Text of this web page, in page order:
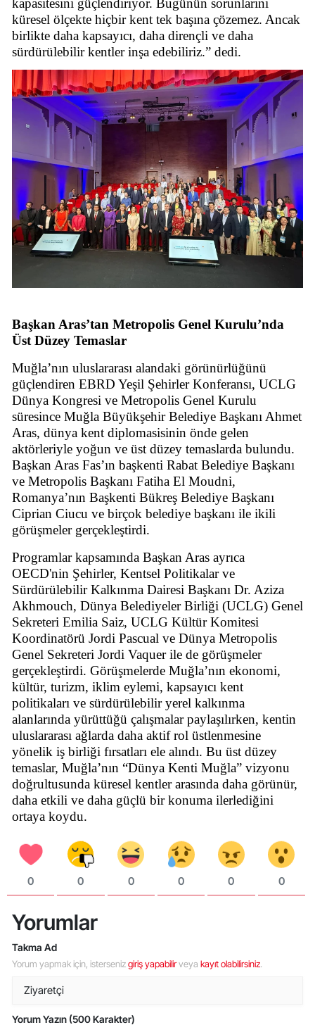
kapasitesini güçlendiriyor. Bugünün sorunlarını
küresel ölçekte hiçbir kent tek başına çözemez. Ancak
birlikte daha kapsayıcı, daha dirençli ve daha
sürdürülebilir kentler inşa edebiliriz.” dedi.
Başkan Aras’tan Metropolis Genel Kurulu’nda
Üst Düzey Temaslar
Muğla’nın uluslararası alandaki görünürlüğünü
güçlendiren EBRD Yeşil Şehirler Konferansı, UCLG
Dünya Kongresi ve Metropolis Genel Kurulu
süresince Muğla Büyükşehir Belediye Başkanı Ahmet
Aras, dünya kent diplomasisinin önde gelen
aktörleriyle yoğun ve üst düzey temaslarda bulundu.
Başkan Aras Fas’ın başkenti Rabat Belediye Başkanı
ve Metropolis Başkanı Fatiha El Moudni,
Romanya’nın Başkenti Bükreş Belediye Başkanı
Ciprian Ciucu ve birçok belediye başkanı ile ikili
görüşmeler gerçekleştirdi.
Programlar kapsamında Başkan Aras ayrıca
OECD'nin Şehirler, Kentsel Politikalar ve
Sürdürülebilir Kalkınma Dairesi Başkanı Dr. Aziza
Akhmouch, Dünya Belediyeler Birliği (UCLG) Genel
Sekreteri Emilia Saiz, UCLG Kültür Komitesi
Koordinatörü Jordi Pascual ve Dünya Metropolis
Genel Sekreteri Jordi Vaquer ile de görüşmeler
gerçekleştirdi. Görüşmelerde Muğla’nın ekonomi,
kültür, turizm, iklim eylemi, kapsayıcı kent
politikaları ve sürdürülebilir yerel kalkınma
alanlarında yürüttüğü çalışmalar paylaşılırken, kentin
uluslararası ağlarda daha aktif rol üstlenmesine
yönelik iş birliği fırsatları ele alındı. Bu üst düzey
temaslar, Muğla’nın “Dünya Kenti Muğla” vizyonu
doğrultusunda küresel kentler arasında daha görünür,
daha etkili ve daha güçlü bir konuma ilerlediğini
ortaya koydu.
0 0 0 0 0 0
Yorumlar
Takma Ad
Yorum yapmak için, istersenizgiriş yapabilirveya kayıt olabilirsiniz.
Yorum Yazın (500 Karakter)